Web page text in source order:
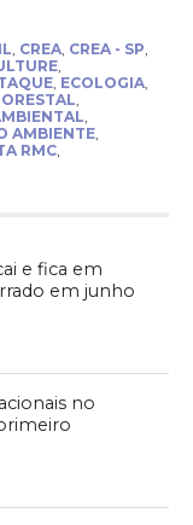
CREA, CREA - SP
,
, ECOLOGIA,
AMBIENTE,
RMC,
e fica em
em junho
no